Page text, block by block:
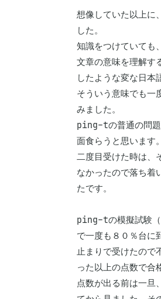
想像していた以上に
した。
知識をつけていても
文章の意味を理解す
したような変な日本
そういう意味でも一
みました。
ping-tの普通の問題
面食らうと思います。
二度目受けた時は、
なかったので落ち着
たです。
ping-tの模擬試験（
で一度も８０％台に
止まりで受けたので
った以上の点数で合
点数が出る前は一旦